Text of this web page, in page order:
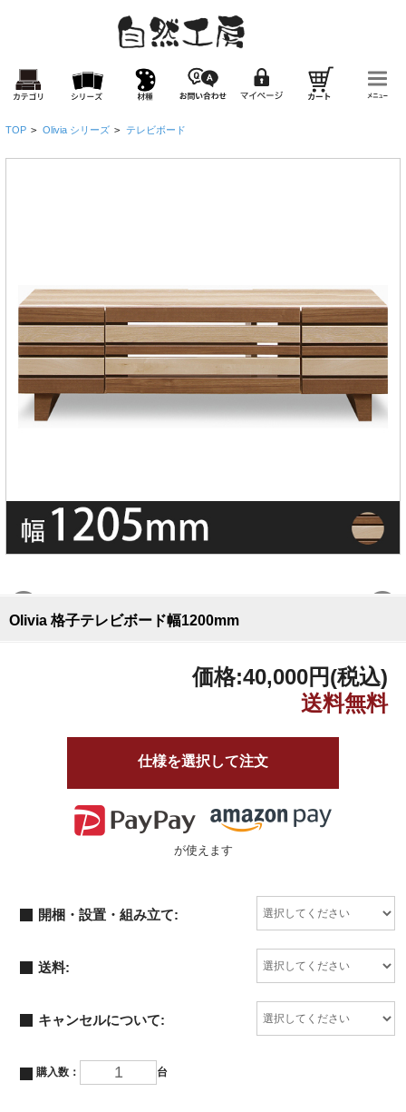
TOP > Olivia シリーズ > テレビボード
Olivia 格子テレビボード幅1200mm
価格:40,000円(税込)
仕様を選択して注文
が使えます
開梱・設置・組み立て:
送料:
キャンセルについて:
購入数： 台